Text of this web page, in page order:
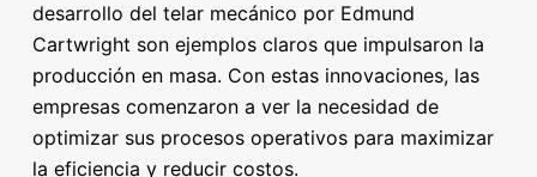
desarrollo del telar mecánico por Edmund
Cartwright son ejemplos claros que impulsaron la
producción en masa. Con estas innovaciones, las
empresas comenzaron a ver la necesidad de
optimizar sus procesos operativos para maximizar
la eficiencia y reducir costos.